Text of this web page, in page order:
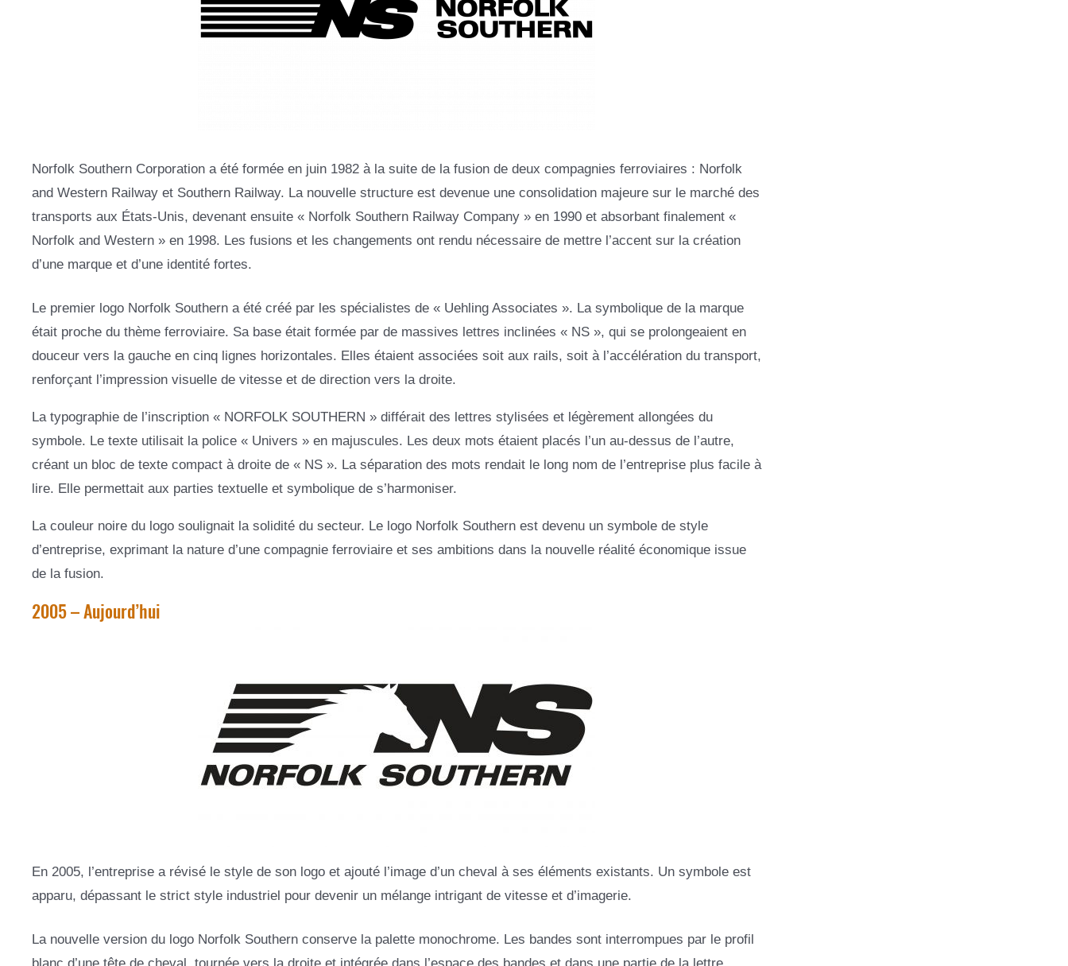
Norfolk Southern Corporation a été formée en juin 1982 à la suite de la fusion de deux compagnies ferroviaires : Norfolk
and Western Railway et Southern Railway. La nouvelle structure est devenue une consolidation majeure sur le marché des
transports aux États-Unis, devenant ensuite « Norfolk Southern Railway Company » en 1990 et absorbant finalement «
Norfolk and Western » en 1998. Les fusions et les changements ont rendu nécessaire de mettre l’accent sur la création
d’une marque et d’une identité fortes.
Le premier logo Norfolk Southern a été créé par les spécialistes de « Uehling Associates ». La symbolique de la marque
était proche du thème ferroviaire. Sa base était formée par de massives lettres inclinées « NS », qui se prolongeaient en
douceur vers la gauche en cinq lignes horizontales. Elles étaient associées soit aux rails, soit à l’accélération du transport,
renforçant l’impression visuelle de vitesse et de direction vers la droite.
La typographie de l’inscription « NORFOLK SOUTHERN » différait des lettres stylisées et légèrement allongées du
symbole. Le texte utilisait la police « Univers » en majuscules. Les deux mots étaient placés l’un au-dessus de l’autre,
créant un bloc de texte compact à droite de « NS ». La séparation des mots rendait le long nom de l’entreprise plus facile à
lire. Elle permettait aux parties textuelle et symbolique de s’harmoniser.
La couleur noire du logo soulignait la solidité du secteur. Le logo Norfolk Southern est devenu un symbole de style
d’entreprise, exprimant la nature d’une compagnie ferroviaire et ses ambitions dans la nouvelle réalité économique issue
de la fusion.
2005 – Aujourd’hui
En 2005, l’entreprise a révisé le style de son logo et ajouté l’image d’un cheval à ses éléments existants. Un symbole est
apparu, dépassant le strict style industriel pour devenir un mélange intrigant de vitesse et d’imagerie.
La nouvelle version du logo Norfolk Southern conserve la palette monochrome. Les bandes sont interrompues par le profil